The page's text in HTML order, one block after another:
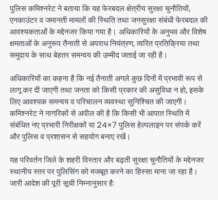
पुलिस कमिश्नरेट ने बताया कि यह फेरबदल क्षेत्रीय सुरक्षा चुनौतियों,
एनकाउंटर व जमानती मामलों की स्थिति तथा जनसुरक्षा संबंधी फेरबदल की
आवश्यकताओं के मद्देनजर किया गया है। अधिकारियों के अनुभव और विशेष
क्षमताओं के अनुरूप तैनाती से अपराध नियंत्रण, त्वरित प्रतिक्रिया तथा
समुदाय के साथ बेहतर समन्वय की उम्मीद जताई जा रही है।
अधिकारियों का कहना है कि नई तैनाती अगले कुछ दिनों में प्रभावी रूप से
लागू कर दी जाएगी तथा जनता को किसी प्रकार की असुविधा न हो, इसके
लिए आवश्यक समन्वय व परिचालन व्यवस्था सुनिश्चित की जाएगी।
कमिश्नरेट ने नागरिकों से अपील की है कि किसी भी आपात स्थिति में
संबंधित नए प्रभारी निरीक्षकों या 24×7 पुलिस हेल्पलाइन पर संपर्क करें
और पुलिस व प्रशासन से सहयोग बनाए रखें।
यह परिवर्तन जिले के शहरी विस्तार और बढ़ती सुरक्षा चुनौतियों के मद्देनजर
स्थानीय स्तर पर पुलिसिंग को मजबूत करने का हिस्सा माना जा रहा है।
जारी आदेश की पूरी सूची निम्नानुसार है: